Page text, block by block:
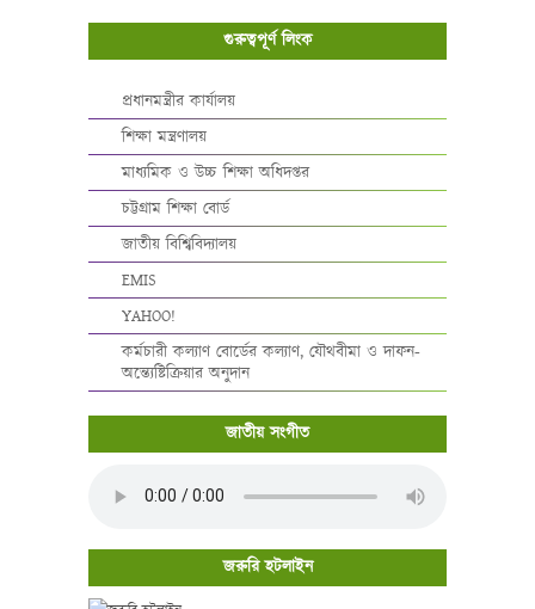
গুরুত্বপূর্ণ লিংক
প্রধানমন্ত্রীর কার্যালয়
শিক্ষা মন্ত্রণালয়
মাধ্যমিক ও উচ্চ শিক্ষা অধিদপ্তর
চট্টগ্রাম শিক্ষা বোর্ড
জাতীয় বিশ্বিবিদ্যালয়
EMIS
YAHOO!
কর্মচারী কল্যাণ বোর্ডের কল্যাণ, যৌথবীমা ও দাফন-
অন্ত্যেষ্টিক্রিয়ার অনুদান
জাতীয় সংগীত
জরুরি হটলাইন